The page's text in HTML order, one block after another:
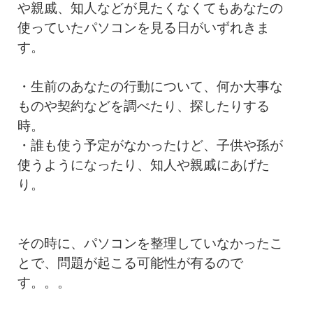
や親戚、知人などが見たくなくてもあなたの
使っていたパソコンを見る日がいずれきま
す。
・生前のあなたの行動について、何か大事な
ものや契約などを調べたり、探したりする
時。
・誰も使う予定がなかったけど、子供や孫が
使うようになったり、知人や親戚にあげた
り。
その時に、パソコンを整理していなかったこ
とで、問題が起こる可能性が有るので
す。。。